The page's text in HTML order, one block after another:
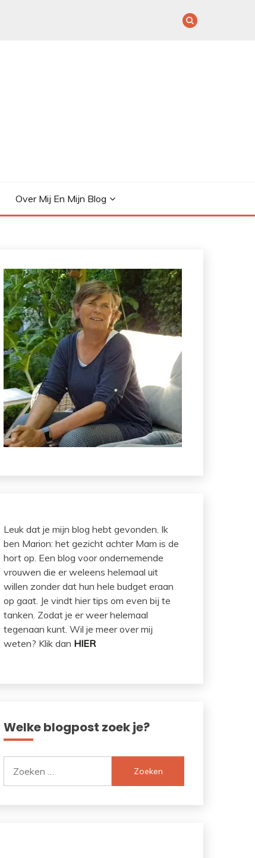
Over Mij En Mijn Blog
Leuk dat je mijn blog hebt gevonden. Ik
ben Marion: het gezicht achter Mam is de
hort op. Een blog voor ondernemende
vrouwen die er weleens helemaal uit
willen zonder dat hun hele budget eraan
op gaat. Je vindt hier tips om even bij te
tanken. Zodat je er weer helemaal
tegenaan kunt. Wil je meer over mij
weten? Klik dan HIER
Welke blogpost zoek je?
naar: